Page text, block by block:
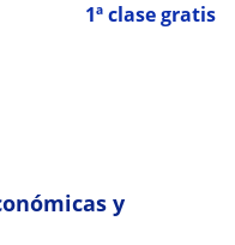
1ª clase gratis
y